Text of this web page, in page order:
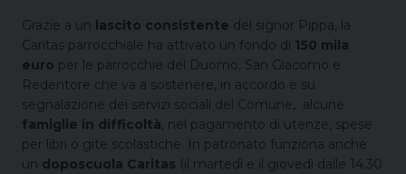
Grazie a un lascito consistente del signor Pippa, la
Caritas parrocchiale ha attivato un fondo di 150 mila
euro per le parrocchie del Duomo, San Giacomo e
Redentore che va a sostenere, in accordo e su
segnalazione dei servizi sociali del Comune, alcune
famiglie in difficoltà, nel pagamento di utenze, spese
per libri o gite scolastiche. In patronato funziona anche
un doposcuola Caritas (il martedì e il giovedì dalle 14.30